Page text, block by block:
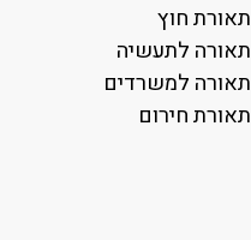
תאורת חוץ
תאורה לתעשיה
תאורה למשרדים
תאורת חירום